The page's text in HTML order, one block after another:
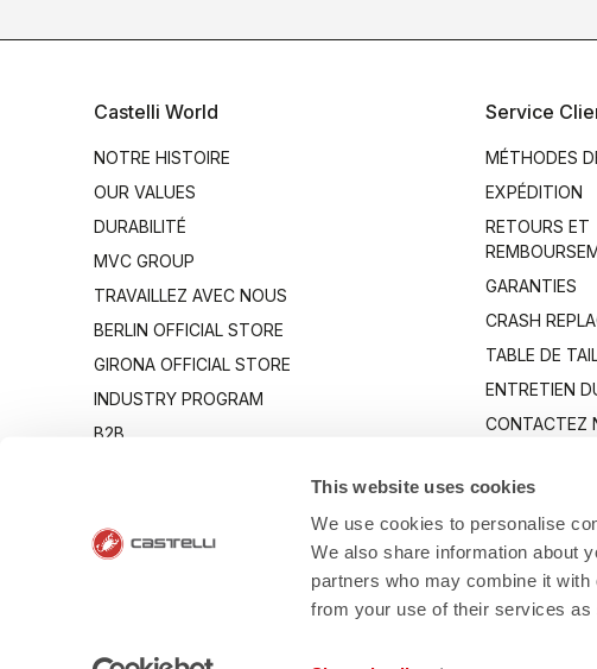
This website uses cookies
We use cookies to personalise
We also share information about
partners who may combine it with
from your use of their services
Castelli World
NOTRE HISTOIRE
OUR VALUES
DURABILITÉ
MVC GROUP
TRAVAILLEZ AVEC NOUS
BERLIN OFFICIAL STORE
GIRONA OFFICIAL STORE
INDUSTRY PROGRAM
B2B
Service
MÉTHODES
EXPÉDITION
RETOURS ET
GARANTIES
CRASH
TABLE DE
ENTRETIEN
CONTACTEZ